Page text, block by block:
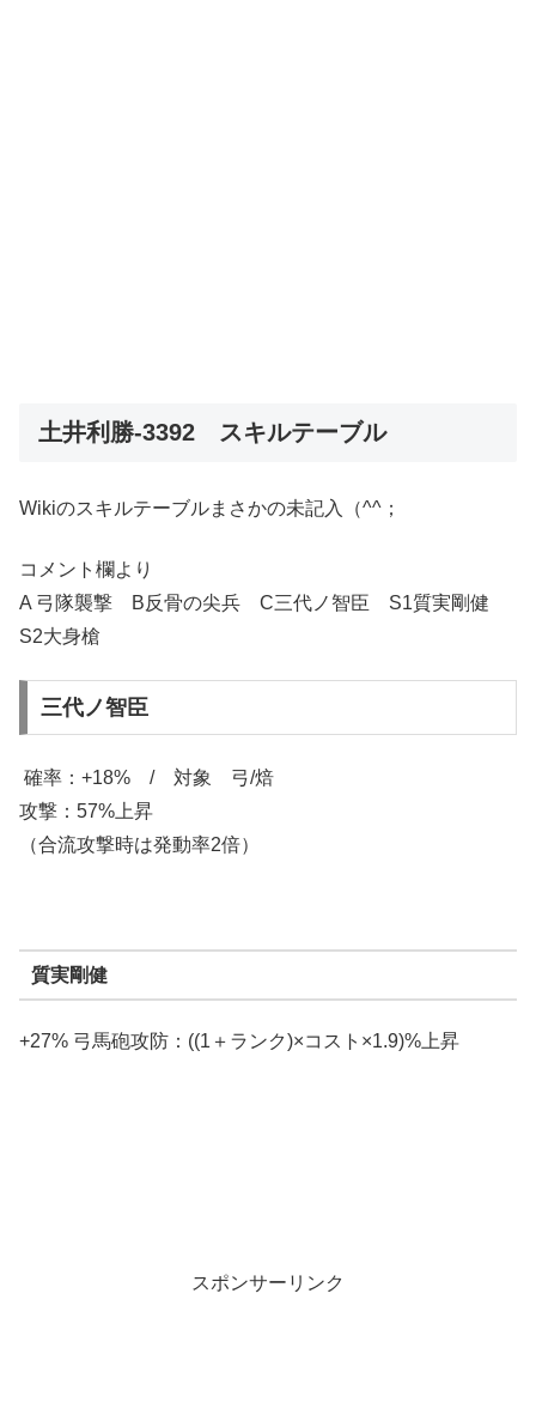
土井利勝-3392 スキルテーブル
Wikiのスキルテーブルまさかの未記入（^^；
コメント欄より
A 弓隊襲撃 B反骨の尖兵 C三代ノ智臣 S1質実剛健
S2大身槍
三代ノ智臣
確率：+18% / 対象 弓/焙
攻撃：57%上昇
（合流攻撃時は発動率2倍）
質実剛健
+27% 弓馬砲攻防：((1＋ランク)×コスト×1.9)%上昇
スポンサーリンク